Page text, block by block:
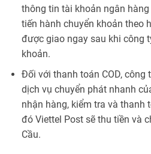
thông tin tài khoản ngân
tiến hành chuyển khoản theo
được giao ngay sau khi công
khoản.
Đối với thanh toán COD, công
dịch vụ chuyển phát nhanh
nhận hàng, kiểm tra và thanh
đó Viettel Post sẽ thu tiền và
Cầu.